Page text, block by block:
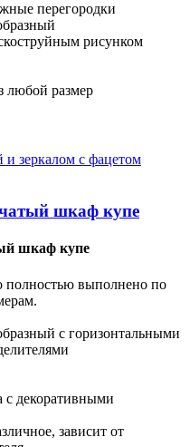
перегородки
рисунком
любой размер
шкаф купе
шкаф купе
полностью выполнено по
с горизонтальными
с декоративными
зависит от